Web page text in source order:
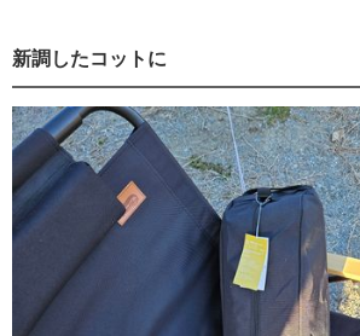
新調したコットに